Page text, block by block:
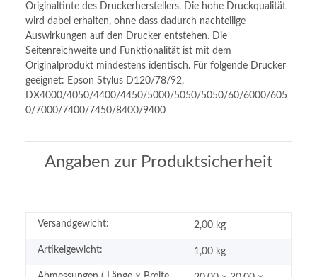
Originaltinte des Druckerherstellers. Die hohe Druckqualität
wird dabei erhalten, ohne dass dadurch nachteilige
Auswirkungen auf den Drucker entstehen. Die
Seitenreichweite und Funktionalität ist mit dem
Originalprodukt mindestens identisch. Für folgende Drucker
geeignet: Epson Stylus D120/78/92,
DX4000/4050/4400/4450/5000/5050/5050/60/6000/605
0/7000/7400/7450/8400/9400
Angaben zur Produktsicherheit
Versandgewicht: 2,00 kg
Artikelgewicht: 1,00 kg